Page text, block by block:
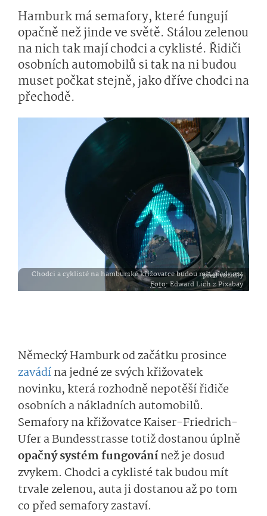
Hamburk má semafory, které fungují
opačně než jinde ve světě. Stálou zelenou
na nich tak mají chodci a cyklisté. Řidiči
osobních automobilů si tak na ni budou
muset počkat stejně, jako dříve chodci na
přechodě.
Chodci a cyklisté na hamburské křižovatce budou mít přednost před vozidly
Foto: Edward Lich z Pixabay
Německý Hamburk od začátku prosince
zavádína jedné ze svých křižovatek
novinku, která rozhodně nepotěší řidiče
osobních a nákladních automobilů.
Semafory na křižovatce Kaiser-Friedrich-
Ufer a Bundesstrasse totiž dostanou úplně
opačný systém fungovánínež je dosud
zvykem. Chodci a cyklisté tak budou mít
trvale zelenou, auta ji dostanou až po tom
co před semafory zastaví.